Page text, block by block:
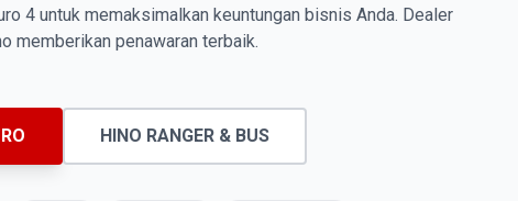
4 untuk memaksimalkan keuntungan bisnis Anda. Dealer
memberikan penawaran terbaik.
HINO RANGER & BUS